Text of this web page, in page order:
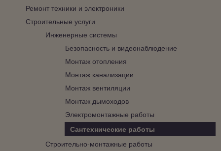
Ремонт техники и электроники
Строительные услуги
Инженерные системы
Безопасность и видеонаблюдение
Монтаж отопления
Монтаж канализации
Монтаж вентиляции
Монтаж дымоходов
Электромонтажные работы
Сантехнические работы
Строительно-монтажные работы